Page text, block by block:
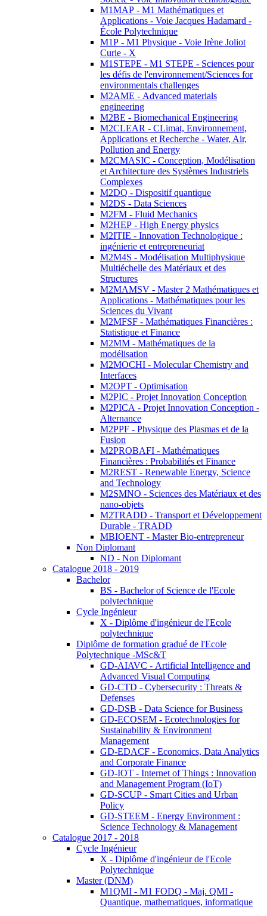
M1MAP - M1 Mathématiques et
Applications - Voie Jacques Hadamard -
École Polytechnique
M1P - M1 Physique - Voie Irène Joliot
Curie - X
M1STEPE - M1 STEPE - Sciences pour
les défis de l'environnement/Sciences for
environmentals challenges
M2AME - Advanced materials
engineering
M2BE - Biomechanical Engineering
M2CLEAR - CLimat, Environnement,
Applications et Recherche - Water, Air,
Pollution and Energy
M2CMASIC - Conception, Modélisation
et Architecture des Systèmes Industriels
Complexes
M2DQ - Dispositif quantique
M2DS - Data Sciences
M2FM - Fluid Mechanics
M2HEP - High Energy physics
M2ITIE - Innovation Technologique :
ingénierie et entrepreneuriat
M2M4S - Modélisation Multiphysique
Multiéchelle des Matériaux et des
Structures
M2MAMSV - Master 2 Mathématiques et
Applications - Mathématiques pour les
Sciences du Vivant
M2MFSF - Mathématiques Financières :
Statistique et Finance
M2MM - Mathématiques de la
modélisation
M2MOCHI - Molecular Chemistry and
Interfaces
M2OPT - Optimisation
M2PIC - Projet Innovation Conception
M2PICA - Projet Innovation Conception -
Alternance
M2PPF - Physique des Plasmas et de la
Fusion
M2PROBAFI - Mathématiques
Financières : Probabilités et Finance
M2REST - Renewable Energy, Science
and Technology
M2SMNO - Sciences des Matériaux et des
nano-objets
M2TRADD - Transport et Développement
Durable - TRADD
MBIOENT - Master Bio-entrepreneur
Non Diplomant
ND - Non Diplomant
Catalogue 2018 - 2019
Bachelor
BS - Bachelor of Science de l'Ecole
polytechnique
Cycle Ingénieur
X - Diplôme d'ingénieur de l'Ecole
polytechnique
Diplôme de formation gradué de l'Ecole
Polytechnique -MSc&T
GD-AIAVC - Artificial Intelligence and
Advanced Visual Computing
GD-CTD - Cybersecurity : Threats &
Defenses
GD-DSB - Data Science for Business
GD-ECOSEM - Ecotechnologies for
Sustainability & Environment
Management
GD-EDACF - Economics, Data Analytics
and Corporate Finance
GD-IOT - Internet of Things : Innovation
and Management Program (IoT)
GD-SCUP - Smart Cities and Urban
Policy
GD-STEEM - Energy Environment :
Science Technology & Management
Catalogue 2017 - 2018
Cycle Ingénieur
X - Diplôme d'ingénieur de l'Ecole
Polytechnique
Master (DNM)
M1QMI - M1 FODQ - Maj. QMI -
Quantique, mathematiques, informatique